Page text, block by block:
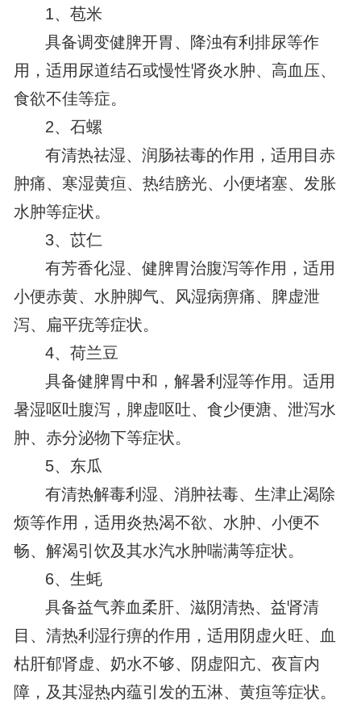
1、苞米
具备调变健脾开胃、降浊有利排尿等作
用，适用尿道结石或慢性肾炎水肿、高血压、
食欲不佳等症。
2、石螺
有清热祛湿、润肠祛毒的作用，适用目赤
肿痛、寒湿黄疸、热结膀光、小便堵塞、发胀
水肿等症状。
3、苡仁
有芳香化湿、健脾胃治腹泻等作用，适用
小便赤黄、水肿脚气、风湿病痹痛、脾虚泄
泻、扁平疣等症状。
4、荷兰豆
具备健脾胃中和，解暑利湿等作用。适用
暑湿呕吐腹泻，脾虚呕吐、食少便溏、泄泻水
肿、赤分泌物下等症状。
5、东瓜
有清热解毒利湿、消肿祛毒、生津止渴除
烦等作用，适用炎热渴不欲、水肿、小便不
畅、解渴引饮及其水汽水肿喘满等症状。
6、生蚝
具备益气养血柔肝、滋阴清热、益肾清
目、清热利湿行痹的作用，适用阴虚火旺、血
枯肝郁肾虚、奶水不够、阴虚阳亢、夜盲内
障，及其湿热内蕴引发的五淋、黄疸等症状。